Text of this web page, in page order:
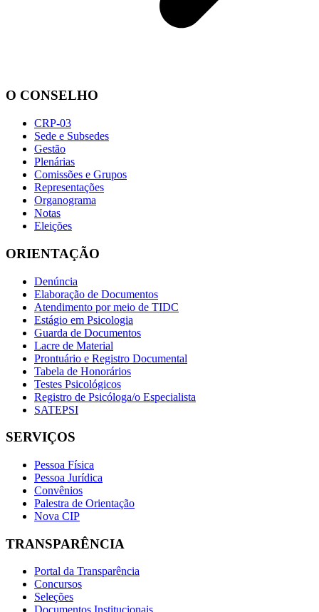
O CONSELHO
CRP-03
Sede e Subsedes
Gestão
Plenárias
Comissões e Grupos
Representações
Organograma
Notas
Eleições
ORIENTAÇÃO
Denúncia
Elaboração de Documentos
Atendimento por meio de TIDC
Estágio em Psicologia
Guarda de Documentos
Lacre de Material
Prontuário e Registro Documental
Tabela de Honorários
Testes Psicológicos
Registro de Psicóloga/o Especialista
SATEPSI
SERVIÇOS
Pessoa Física
Pessoa Jurídica
Convênios
Palestra de Orientação
Nova CIP
TRANSPARÊNCIA
Portal da Transparência
Concursos
Seleções